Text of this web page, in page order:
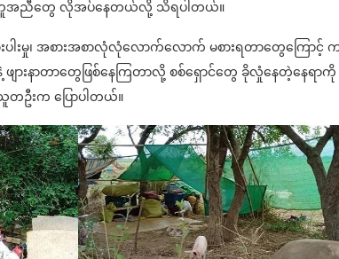
အကူအညီတွေ လိုအပ်နေတယ်လို့ သိရပါတယ်။
ပါးမှု၊ အစားအစာလုံလုံလောက်လောက် မစားရတာတွေကြောင့်
ဖျားနာတာတွေဖြစ်နေကြတာလို့ စစ်ရှောင်တွေ ခိုလှုံနေတဲ့နေရာ
သူတဦးက ပြောပါတယ်။